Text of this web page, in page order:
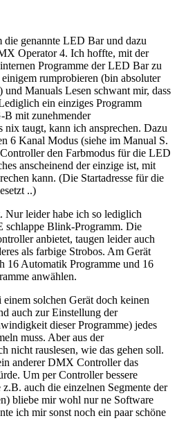
die genannte LED Bar und dazu
Operator 4. Ich hoffte, mit der
Programme der LED Bar zu
rumprobieren (bin absoluter
Manuals Lesen schwant mir, dass
ein einziges Programm
mit zunehmender
taugt, kann ich ansprechen. Dazu
6 Kanal Modus (siehe im Manual S.
den Farbmodus für die LED
anscheinend der einzige ist, mit
kann. (Die Startadresse für die
..)
Nur leider habe ich so lediglich
schlappe Blink-Programm. Die
anbietet, taugen leider auch
als farbige Strobos. Am Gerät
16 Automatik Programme und 16
anwählen.
solchen Gerät doch keinen
auch zur Einstellung der
dieser Programme) jedes
muss. Aber aus der
nicht rauslesen, wie das gehen soll.
anderer DMX Controller das
Um per Controller bessere
auch die einzelnen Segmente der
bliebe mir wohl nur ne Software
ich mir sonst noch ein paar schöne